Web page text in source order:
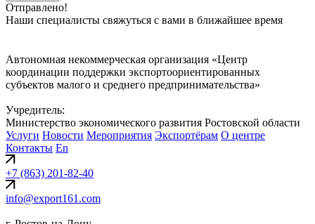
Отправлено!
Наши специалисты свяжуться с вами в ближайшее время
Автономная некоммерческая организация «Центр
координации поддержки экспортоориентированных
субъектов малого и среднего предпринимательства»
Учредитель:
Министерство экономического развития Ростовской области
Услуги Новости Мероприятия Экспортёрам О центре
Контакты En
+7 (863) 201-82-40
info@export161.com